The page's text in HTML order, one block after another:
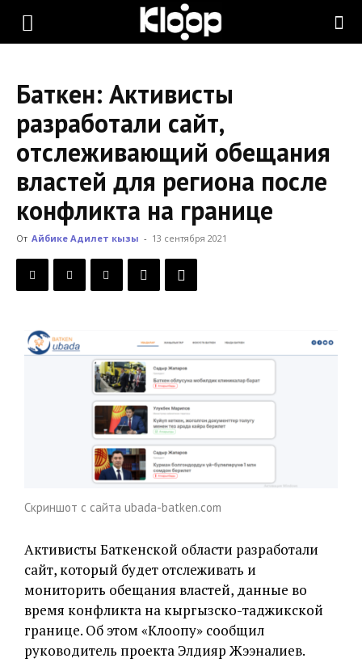
KLOOP.KG
Новости
Кыргызстана
Баткен: Активисты
разработали сайт,
отслеживающий обещания
властей для региона после
конфликта на границе
От Айбике Адилет кызы - 13 сентября 2021
Скриншот с сайта ubada-batken.com
Активисты Баткенской области разработали
сайт, который будет отслеживать и
мониторить обещания властей, данные во
время конфликта на кыргызско-таджикской
границе. Об этом «Клоопу» сообщил
руководитель проекта Элдияр Жээналиев.